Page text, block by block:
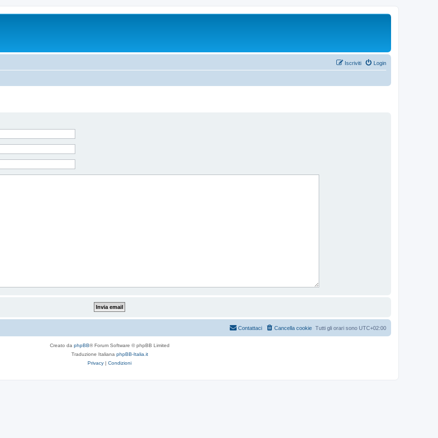
Login
Iscriviti
Tutti gli orari sono UTC+02:00
Cancella cookie
Contattaci
Creato da phpBB® Forum Software © phpBB Limited
Traduzione Italiana phpBB-Italia.it
Privacy | Condizioni